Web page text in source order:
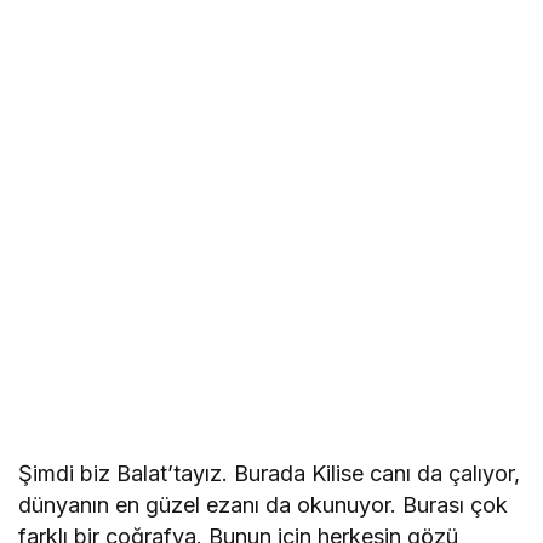
Şimdi biz Balat’tayız. Burada Kilise canı da çalıyor,
dünyanın en güzel ezanı da okunuyor. Burası çok
farklı bir coğrafya. Bunun için herkesin gözü